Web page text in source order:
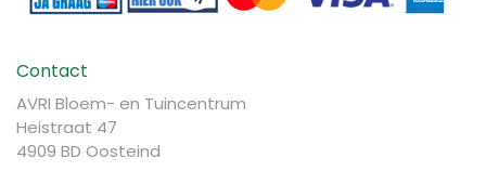
Contact
AVRI Bloem- en Tuincentrum
Heistraat 47
4909 BD Oosteind